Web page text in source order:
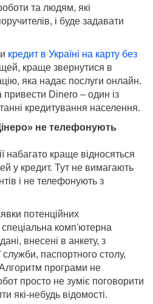
та людям, які
і буде задавати
кредит в Україні на карту без
краще звернутися в
яка надає послуги онлайн.
Dinero – один із
кредитування населення.
не телефонують
набагато краще відносяться
у кредит. Тут не вимагають
і не телефонують з
потенційних
комп'ютерна
внесені в анкету, з
паспортного столу,
програми не
просто не зуміє поговорити
які-небудь відомості.